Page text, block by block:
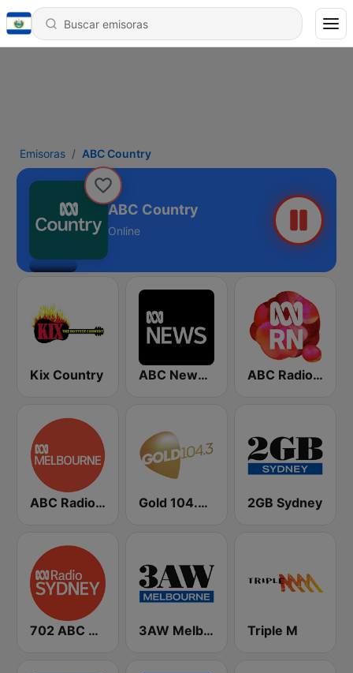
Emisoras ABC Country
ABC Country
Online
Kix Country ABC News Radio ABC Radio National
ABC Radio Melbourne Gold 104.3 FM 2GB Sydney
702 ABC Sydney 3AW Melbourne Triple M